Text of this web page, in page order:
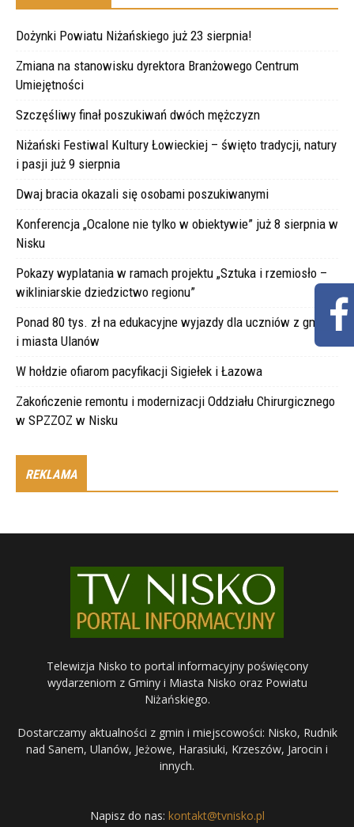
Dożynki Powiatu Niżańskiego już 23 sierpnia!
Zmiana na stanowisku dyrektora Branżowego Centrum
Umiejętności
Szczęśliwy finał poszukiwań dwóch mężczyzn
Niżański Festiwal Kultury Łowieckiej – święto tradycji, natury
i pasji już 9 sierpnia
Dwaj bracia okazali się osobami poszukiwanymi
Konferencja „Ocalone nie tylko w obiektywie” już 8 sierpnia w
Nisku
Pokazy wyplatania w ramach projektu „Sztuka i rzemiosło –
wikliniarskie dziedzictwo regionu”
Ponad 80 tys. zł na edukacyjne wyjazdy dla uczniów z gminy
i miasta Ulanów
W hołdzie ofiarom pacyfikacji Sigiełek i Łazowa
Zakończenie remontu i modernizacji Oddziału Chirurgicznego
w SPZZOZ w Nisku
REKLAMA
Telewizja Nisko to portal informacyjny poświęcony
wydarzeniom z Gminy i Miasta Nisko oraz Powiatu
Niżańskiego.
Dostarczamy aktualności z gmin i miejscowości: Nisko, Rudnik
nad Sanem, Ulanów, Jeżowe, Harasiuki, Krzeszów, Jarocin i
innych.
Napisz do nas: kontakt@tvnisko.pl